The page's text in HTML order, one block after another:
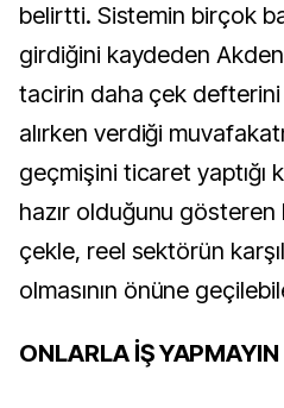
belirtti. Sistemin birçok
girdiğini kaydeden
tacirin daha çek
alırken verdiği
geçmişini ticaret yaptığı
hazır olduğunu
çekle, reel sektörün
olmasının önüne
ONLARLA İŞ YAPMAYIN